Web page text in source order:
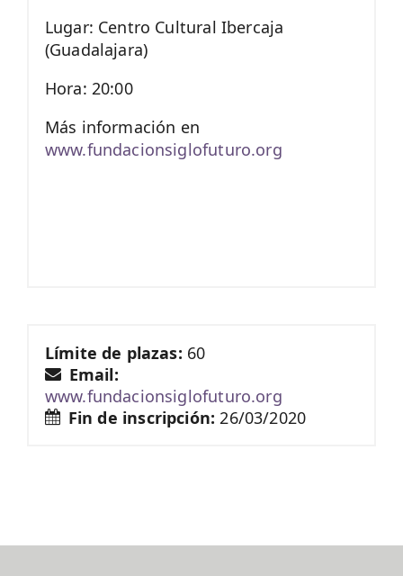
Lugar: Centro Cultural Ibercaja
(Guadalajara)
Hora: 20:00
Más información en
www.fundacionsiglofuturo.org
Límite de plazas: 60
Email:
www.fundacionsiglofuturo.org
Fin de inscripción:26/03/2020